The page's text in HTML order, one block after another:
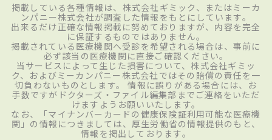
掲載している各種情報は、株式会社ギミック、またはミーカ
ンパニー株式会社が調査した情報をもとにしています。
出来るだけ正確な情報掲載に努めておりますが、内容を完全
に保証するものではありません。
掲載されている医療機関へ受診を希望される場合は、事前に
必ず該当の医療機関に直接ご確認ください。
当サービスによって生じた損害について、株式会社ギミッ
ク、およびミーカンパニー株式会社ではその賠償の責任を一
切負わないものとします。 情報に誤りがある場合には、お
手数ですがドクターズ・ファイル編集部までご連絡をいただ
けますようお願いいたします。
なお、「マイナンバーカードの健康保険証利用可能な医療機
関」の情報につきましては、厚生労働省の情報提供のもと、
情報を掲出しております。